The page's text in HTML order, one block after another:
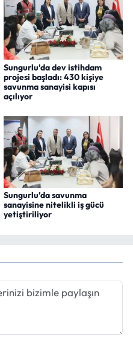
Sungurlu'da dev istihdam
projesi başladı: 430 kişiye
savunma sanayisi kapısı
açılıyor
Sungurlu’da savunma
sanayisine nitelikli iş gücü
yetiştiriliyor